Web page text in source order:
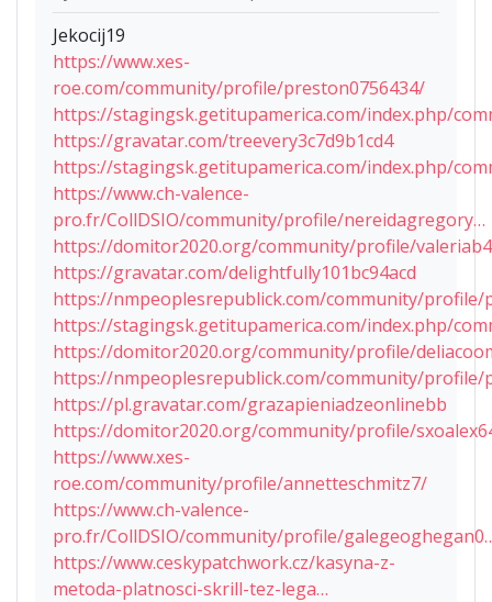
Jekocij19
https://www.xes-
roe.com/community/profile/preston0756434/
https://stagingsk.getitupamerica.com/index.php/
https://gravatar.com/treevery3c7d9b1cd4
https://stagingsk.getitupamerica.com/index.php/
https://www.ch-valence-
pro.fr/CollDSIO/community/profile/nereidagregory…
https://domitor2020.org/community/profile/
https://gravatar.com/delightfully101bc94acd
https://nmpeoplesrepublick.com/community/profile/
https://stagingsk.getitupamerica.com/index.php/
https://domitor2020.org/community/profile/
https://nmpeoplesrepublick.com/community/profile/
https://pl.gravatar.com/grazapieniadzeonlinebb
https://domitor2020.org/community/profile/
https://www.xes-
roe.com/community/profile/annetteschmitz7/
https://www.ch-valence-
pro.fr/CollDSIO/community/profile/
https://www.ceskypatchwork.cz/kasyna-z-
metoda-platnosci-skrill-tez-lega…